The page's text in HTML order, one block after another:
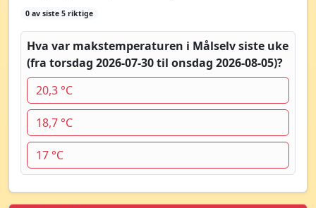
0 av siste 5 riktige
Hva var makstemperaturen i Målselv siste uke
(fra torsdag 2026-07-30 til onsdag 2026-08-05)?
20,3 °C
18,7 °C
17 °C